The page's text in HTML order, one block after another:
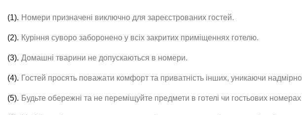
(1). Номери призначені виключно для зареєстрованих гостей.
(2). Куріння суворо заборонено у всіх закритих приміщеннях готелю.
(3). Домашні тварини не допускаються в номери.
(4). Гостей просять поважати комфорт та приватність інших, уникаючи
(5). Будьте обережні та не переміщуйте предмети в готелі чи гостьових номерах